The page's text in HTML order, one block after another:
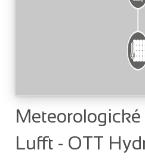
Meteorologické
Lufft - OTT